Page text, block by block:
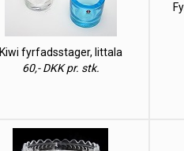
Kiwi fyrfadsstager, Iittala
60,- DKK pr. stk.